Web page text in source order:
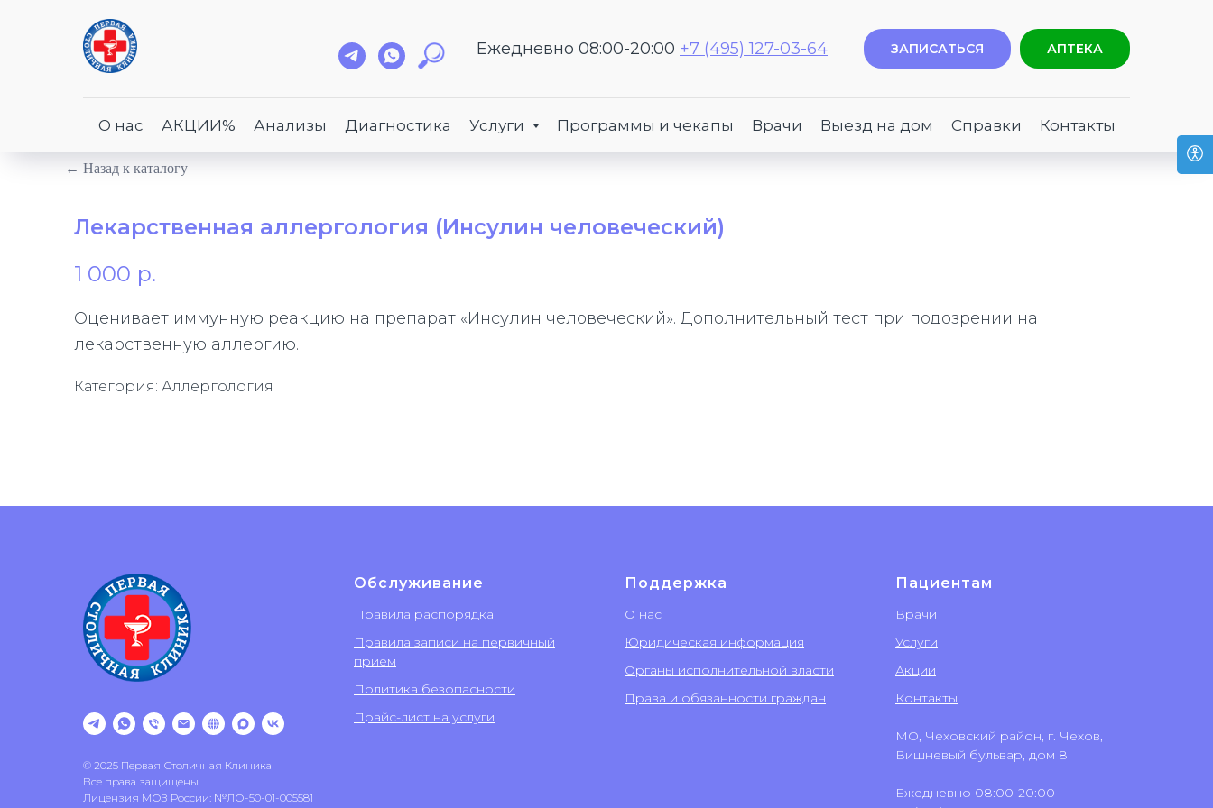
Ежедневно 08:00-20:00 +7 (495) 127-03-64 ЗАПИСАТЬСЯ АПТЕКА
О нас АКЦИИ% Анализы Диагностика Услуги Программы и чекапы Врачи Выезд на дом Справки Контакты
← Назад к каталогу
Лекарственная аллергология (Инсулин человеческий)
1 000 р.
Оценивает иммунную реакцию на препарат «Инсулин человеческий». Дополнительный тест при подозрении на
лекарственную аллергию.
Категория: Аллергология
© 2025 Первая Столичная Клиника
Все права защищены.
Лицензия МОЗ России: №ЛО-50-01-005581
Обслуживание
Правила распорядка
Правила записи на первичный
прием
Политика безопасности
Прайс-лист на услуги
Поддержка
О нас
Юридическая информация
Органы исполнительной власти
Права и обязанности граждан
Пациентам
Врачи
Услуги
Акции
Контакты
МО, Чеховский район, г. Чехов,
Вишневый бульвар, дом 8
Ежедневно 08:00-20:00